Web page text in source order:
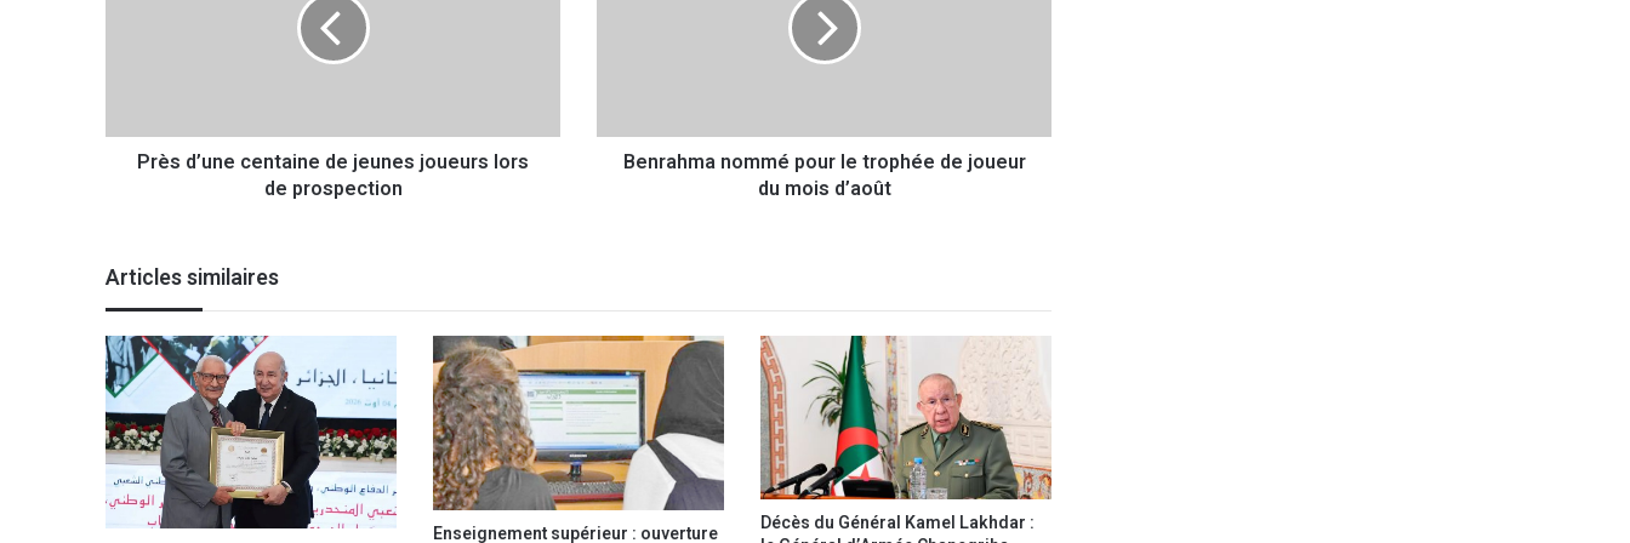
e
i
n
e
d
e
j
e
u
n
e
Près d’une centaine de jeunes joueurs lors
de prospection
n
u
r
e
r
o
p
h
Benrahma nommé pour le trophée de joueur
du mois d’août
Articles similaires
Enseignement supérieur : ouverture
Décès du Général Kamel Lakhdar :